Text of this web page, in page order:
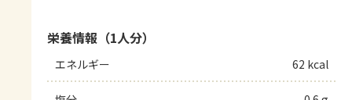
栄養情報（1人分）
エネルギー 62 kcal